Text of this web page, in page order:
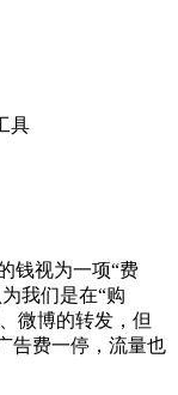
具
视为一项“费
我们是在“购
微博的转发，但
告费一停，流量也